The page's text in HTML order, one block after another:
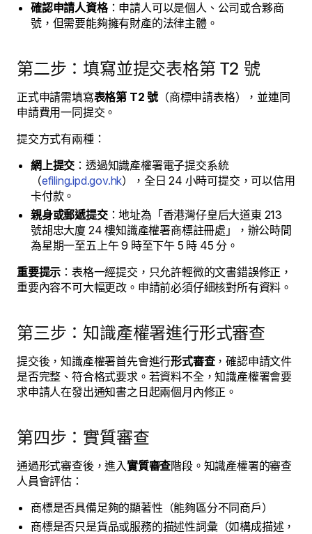
確認申請人資格：申請人可以是個人、公司或合夥商
號，但需要能夠擁有財產的法律主體。
第二步：填寫並提交表格第 T2 號
正式申請需填寫表格第 T2 號（商標申請表格），並連同
申請費用一同提交。
提交方式有兩種：
網上提交 ：透過知識產權署電子提交系統
（efiling.ipd.gov.hk），全日 24 小時可提交，可以信用
卡付款。
親身或郵遞提交：地址為「香港灣仔皇后大道東 213
號胡忠大廈 24 樓知識產權署商標註冊處」，辦公時間
為星期一至五上午 9 時至下午 5 時 45 分。
重要提示 ：表格一經提交，只允許輕微的文書錯誤修正，
重要內容不可大幅更改。申請前必須仔細核對所有資料。
第三步：知識產權署進行形式審查
提交後，知識產權署首先會進行形式審查，確認申請文件
是否完整、符合格式要求。若資料不全，知識產權署會要
求申請人在發出通知書之日起兩個月內修正。
第四步：實質審查
通過形式審查後，進入實質審查階段。知識產權署的審查
人員會評估：
商標是否具備足夠的顯著性（能夠區分不同商戶）
商標是否只是貨品或服務的描述性詞彙（如構成描述，